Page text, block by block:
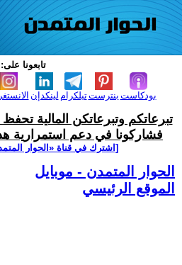
تابعونا على:
لينكدإن تيلكرامبنترست بودكاست
تبرعاتكم وتبرعاتكن المالية
فشاركونا في دعم استمرارية
[اشترك في قناة ‫«الحوار
الحوار المتمدن - موبايل
الموقع الرئيسي